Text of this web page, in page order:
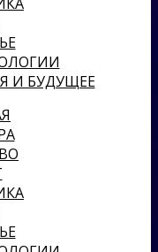
И БУДУЩЕЕ